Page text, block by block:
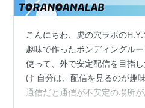
こんにちわ、虎の穴ラボの
趣味で作ったボンディングル
使って、外で安定配信を目指
け 自分は、配信を見るのが趣
通信だと通信が不安定の場所